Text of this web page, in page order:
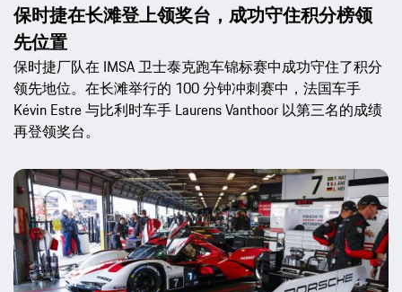
保时捷在长滩登上领奖台，成功守住积分榜领
先位置
保时捷厂队在 IMSA 卫士泰克跑车锦标赛中成功守住了积分
领先地位。在长滩举行的 100 分钟冲刺赛中，法国车手
Kévin Estre 与比利时车手 Laurens Vanthoor 以第三名的成绩
再登领奖台。